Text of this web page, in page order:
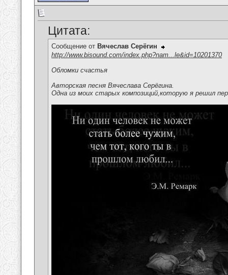
Цитата:
Сообщение от Вячеслав Серёгин
http://www.bisound.com/index.php?nam...le&id=10201370
Обломки счастья
Авторская песня Вячеслава Серёгина.
Одна из моих старых композиций,которую я решил